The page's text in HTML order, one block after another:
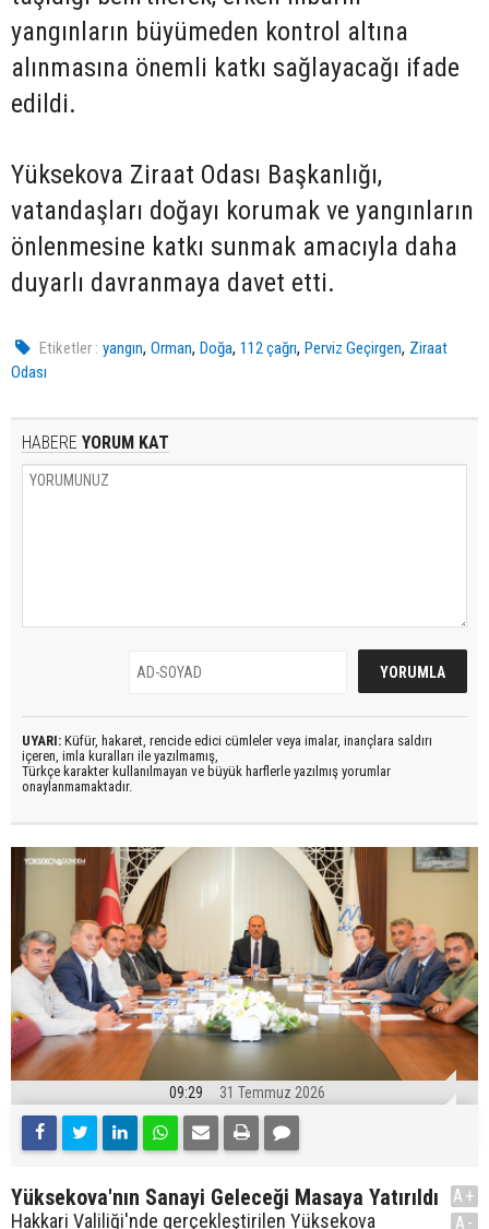
yangınların büyümeden kontrol altına
alınmasına önemli katkı sağlayacağı ifade
edildi.
Yüksekova Ziraat Odası Başkanlığı,
vatandaşları doğayı korumak ve yangınların
önlenmesine katkı sunmak amacıyla daha
duyarlı davranmaya davet etti.
Etiketler : yangın,Orman,Doğa,112 çağrı,Perviz Geçirgen, Ziraat
Odası
HABERE YORUM KAT
UYARI: Küfür, hakaret, rencide edici cümleler veya imalar, inançlara saldırı
içeren, imla kuralları ile yazılmamış,
Türkçe karakter kullanılmayan ve büyük harflerle yazılmış yorumlar
onaylanmamaktadır.
09:29 31 Temmuz 2026
Yüksekova'nın Sanayi Geleceği Masaya Yatırıldı
Hakkari Valiliği'nde gerçekleştirilen Yüksekova
A+
A-